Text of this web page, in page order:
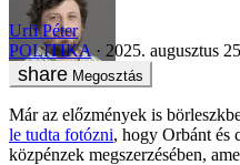
Urfi Péter
POLITIKA
2025. augusztus
Megosztás
Már az előzmények is
le tudta fotózni, hogy Orbánt és
közpénzek megszerzésében,